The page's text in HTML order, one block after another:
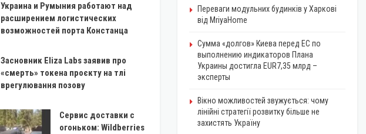
Украина и Румыния работают над
расширением логистических
возможностей порта Констанца
Засновник Eliza Labs заявив про
«смерть» токена проєкту на тлі
врегулювання позову
Сервис доставки с
огоньком: Wildberries
Переваги модульних будинків у Харкові
від MriyaHome
Сумма «долгов» Киева перед ЕС по
выполнению индикаторов Плана
Украины достигла EUR7,35 млрд –
эксперты
Вікно можливостей звужується: чому
лінійні стратегії розвитку більше не
захистять Україну